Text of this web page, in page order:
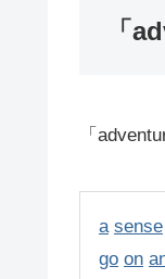
「
「
a sense
go on